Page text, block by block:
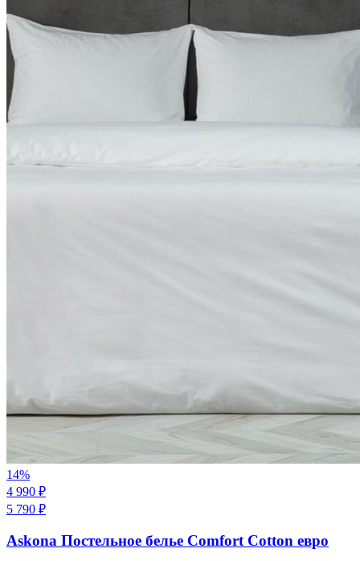
14%
4 990 ₽
5 790 ₽
Askona Постельное белье Comfort Cotton евро